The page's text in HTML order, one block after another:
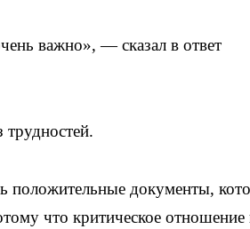
важно», — сказал в ответ
положительные документы,
что критическое отношение